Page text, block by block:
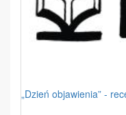
„Dzień objawienia” -